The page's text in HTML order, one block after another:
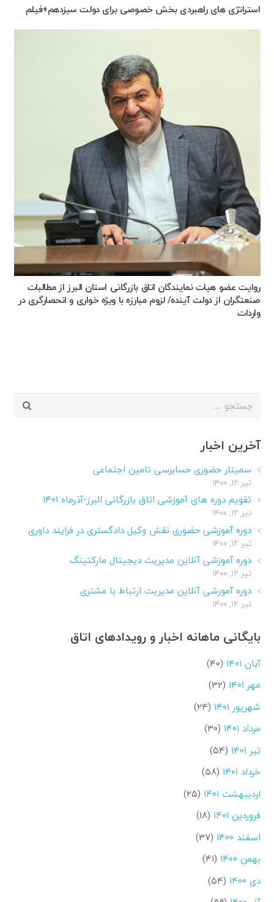
استراتژی های راهبردی بخش خصوصی برای دولت سیزدهم+فیلم
روایت عضو هیات نمایندگان اتاق بازرگانی استان البرز از مطالبات
صنعتگران از دولت آینده/ لزوم مبارزه با ویژه خواری و انحصارگری در
واردات
جستجو
آخرین اخبار
سمینار حضوری حسابرسی تامین اجتماعی
تیر ۱۲, ۱۴۰۰
تقویم دوره های آموزشی اتاق بازرگانی البرز-آذرماه ۱۴۰۱
تیر ۱۲, ۱۴۰۰
دوره آموزشی حضوری نقش وکیل دادگستری در فرایند داوری
تیر ۱۲, ۱۴۰۰
دوره آموزشی آنلاین مدیریت دیجیتال مارکتینگ
تیر ۱۲, ۱۴۰۰
دوره آموزشی آنلاین مدیریت ارتباط با مشتری
تیر ۱۲, ۱۴۰۰
بایگانی ماهانه اخبار و رویدادهای اتاق
آبان ۱۴۰۱
(۴۰)
مهر ۱۴۰۱
(۳۲)
شهریور ۱۴۰۱
(۲۴)
مرداد ۱۴۰۱
(۳۰)
تیر ۱۴۰۱
(۵۴)
خرداد ۱۴۰۱
(۵۸)
اردیبهشت ۱۴۰۱
(۲۵)
فروردین ۱۴۰۱
(۱۸)
اسفند ۱۴۰۰
(۳۷)
بهمن ۱۴۰۰
(۴۱)
دی ۱۴۰۰
(۵۴)